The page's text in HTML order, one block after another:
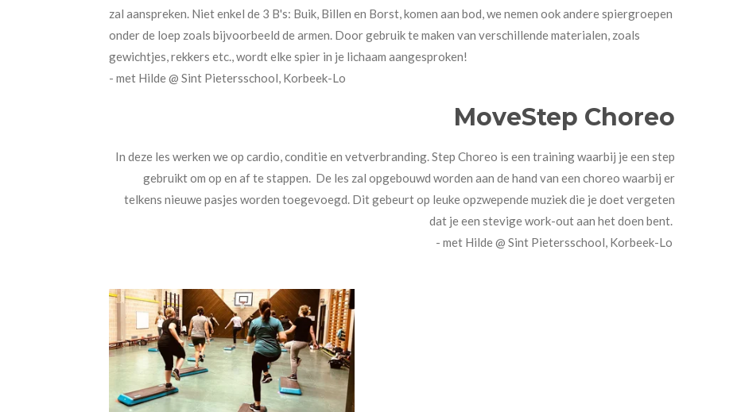
zal aanspreken. Niet enkel de 3 B's: Buik, Billen en Borst, komen aan bod, we nemen ook andere spiergroepen
onder de loep zoals bijvoorbeeld de armen. Door gebruik te maken van verschillende materialen, zoals
gewichtjes, rekkers etc., wordt elke spier in je lichaam aangesproken!
- met Hilde @ Sint Pietersschool, Korbeek-Lo
MoveStep Choreo
In deze les werken we op cardio, conditie en vetverbranding. Step Choreo is een training waarbij je een step
gebruikt om op en af te stappen. De les zal opgebouwd worden aan de hand van een choreo waarbij er
telkens nieuwe pasjes worden toegevoegd. Dit gebeurt op leuke opzwepende muziek die je doet vergeten
dat je een stevige work-out aan het doen bent.
- met Hilde @ Sint Pietersschool, Korbeek-Lo